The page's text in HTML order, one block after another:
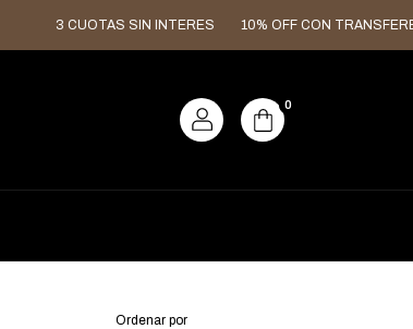
3 CUOTAS SIN INTERES 10% OFF CON TRANSFERENCIA
0
Ordenar por